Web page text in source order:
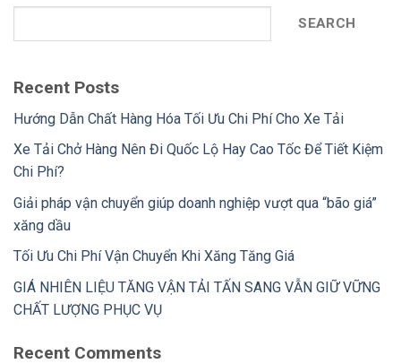
SEARCH
Recent Posts
Hướng Dẫn Chất Hàng Hóa Tối Ưu Chi Phí Cho Xe Tải
Xe Tải Chở Hàng Nên Đi Quốc Lộ Hay Cao Tốc Để Tiết Kiệm
Chi Phí?
Giải pháp vận chuyển giúp doanh nghiệp vượt qua “bão giá”
xăng dầu
Tối Ưu Chi Phí Vận Chuyển Khi Xăng Tăng Giá
GIÁ NHIÊN LIỆU TĂNG VẬN TẢI TẤN SANG VẪN GIỮ VỮNG
CHẤT LƯỢNG PHỤC VỤ
Recent Comments